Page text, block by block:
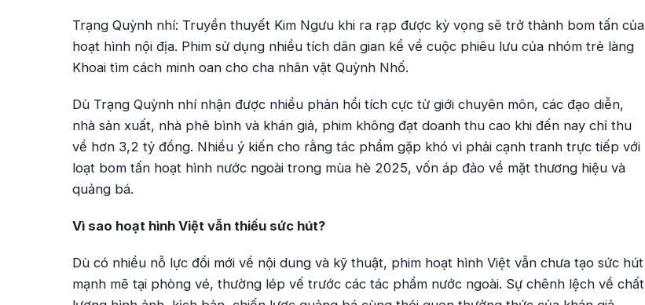
Trạng Quỳnh nhí: Truyền thuyết Kim Ngưu khi ra rạp được kỳ vọng sẽ trở thành bom tấn của
hoạt hình nội địa. Phim sử dụng nhiều tích dân gian kể về cuộc phiêu lưu của nhóm trẻ làng
Khoai tìm cách minh oan cho cha nhân vật Quỳnh Nhố.
Dù Trạng Quỳnh nhínhận được nhiều phản hồi tích cực từ giới chuyên môn, các đạo diễn,
nhà sản xuất, nhà phê bình và khán giả, phim không đạt doanh thu cao khi đến nay chỉ thu
về hơn 3,2 tỷ đồng. Nhiều ý kiến cho rằng tác phẩm gặp khó vì phải cạnh tranh trực tiếp với
loạt bom tấn hoạt hình nước ngoài trong mùa hè 2025, vốn áp đảo về mặt thương hiệu và
quảng bá.
Vì sao hoạt hình Việt vẫn thiếu sức hút?
Dù có nhiều nỗ lực đổi mới về nội dung và kỹ thuật, phim hoạt hình Việt vẫn chưa tạo sức hút
mạnh mẽ tại phòng vé, thường lép vế trước các tác phẩm nước ngoài. Sự chênh lệch về chất